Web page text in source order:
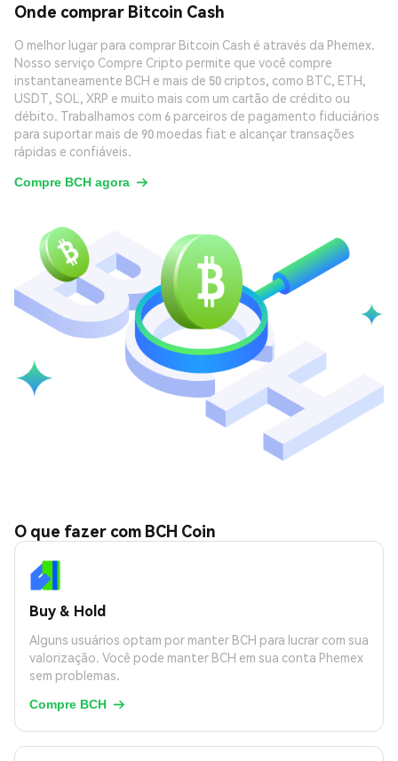
Onde comprar Bitcoin Cash
O melhor lugar para comprar Bitcoin Cash é através da Phemex.
Nosso serviço Compre Cripto permite que você compre
instantaneamente BCH e mais de 50 criptos, como BTC, ETH,
USDT, SOL, XRP e muito mais com um cartão de crédito ou
débito. Trabalhamos com 6 parceiros de pagamento fiduciários
para suportar mais de 90 moedas fiat e alcançar transações
rápidas e confiáveis.
Compre BCH agora 
O que fazer com BCH Coin
Buy & Hold
Alguns usuários optam por manter BCH para lucrar com sua
valorização. Você pode manter BCH em sua conta Phemex
sem problemas.
Compre BCH 